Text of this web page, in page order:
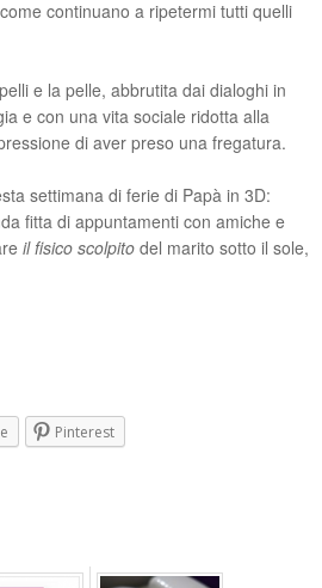
continuano a ripetermi tutti quelli
e la pelle, abbrutita dai dialoghi in
e con una vita sociale ridotta alla
di aver preso una fregatura.
settimana di ferie di Papà in 3D:
fitta di appuntamenti con amiche e
il fisico scolpito del marito sotto il sole,
Pinterest